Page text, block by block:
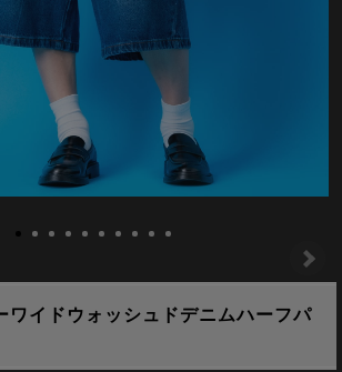
イドウォッシュドデニムハーフパ